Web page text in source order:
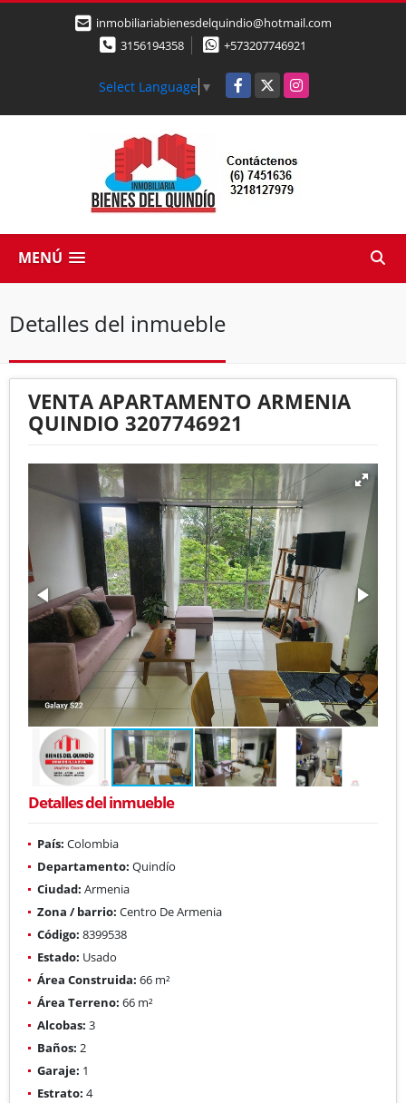
inmobiliariabienesdelquindio@hotmail.com
3156194358
+573207746921
Select Language ▼ Facebook
X Instagram
MENÚ
Detalles del inmueble
VENTA APARTAMENTO ARMENIA
QUINDIO 3207746921
Detalles del inmueble
País: Colombia
Departamento: Quindío
Ciudad: Armenia
Zona / barrio: Centro De Armenia
Código: 8399538
Estado: Usado
Área Construida: 66 m²
Área Terreno: 66 m²
Alcobas: 3
Baños: 2
Garaje: 1
Estrato: 4